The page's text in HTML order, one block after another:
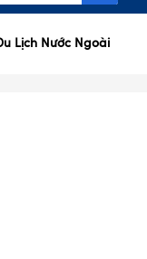
Lịch Nước Ngoài